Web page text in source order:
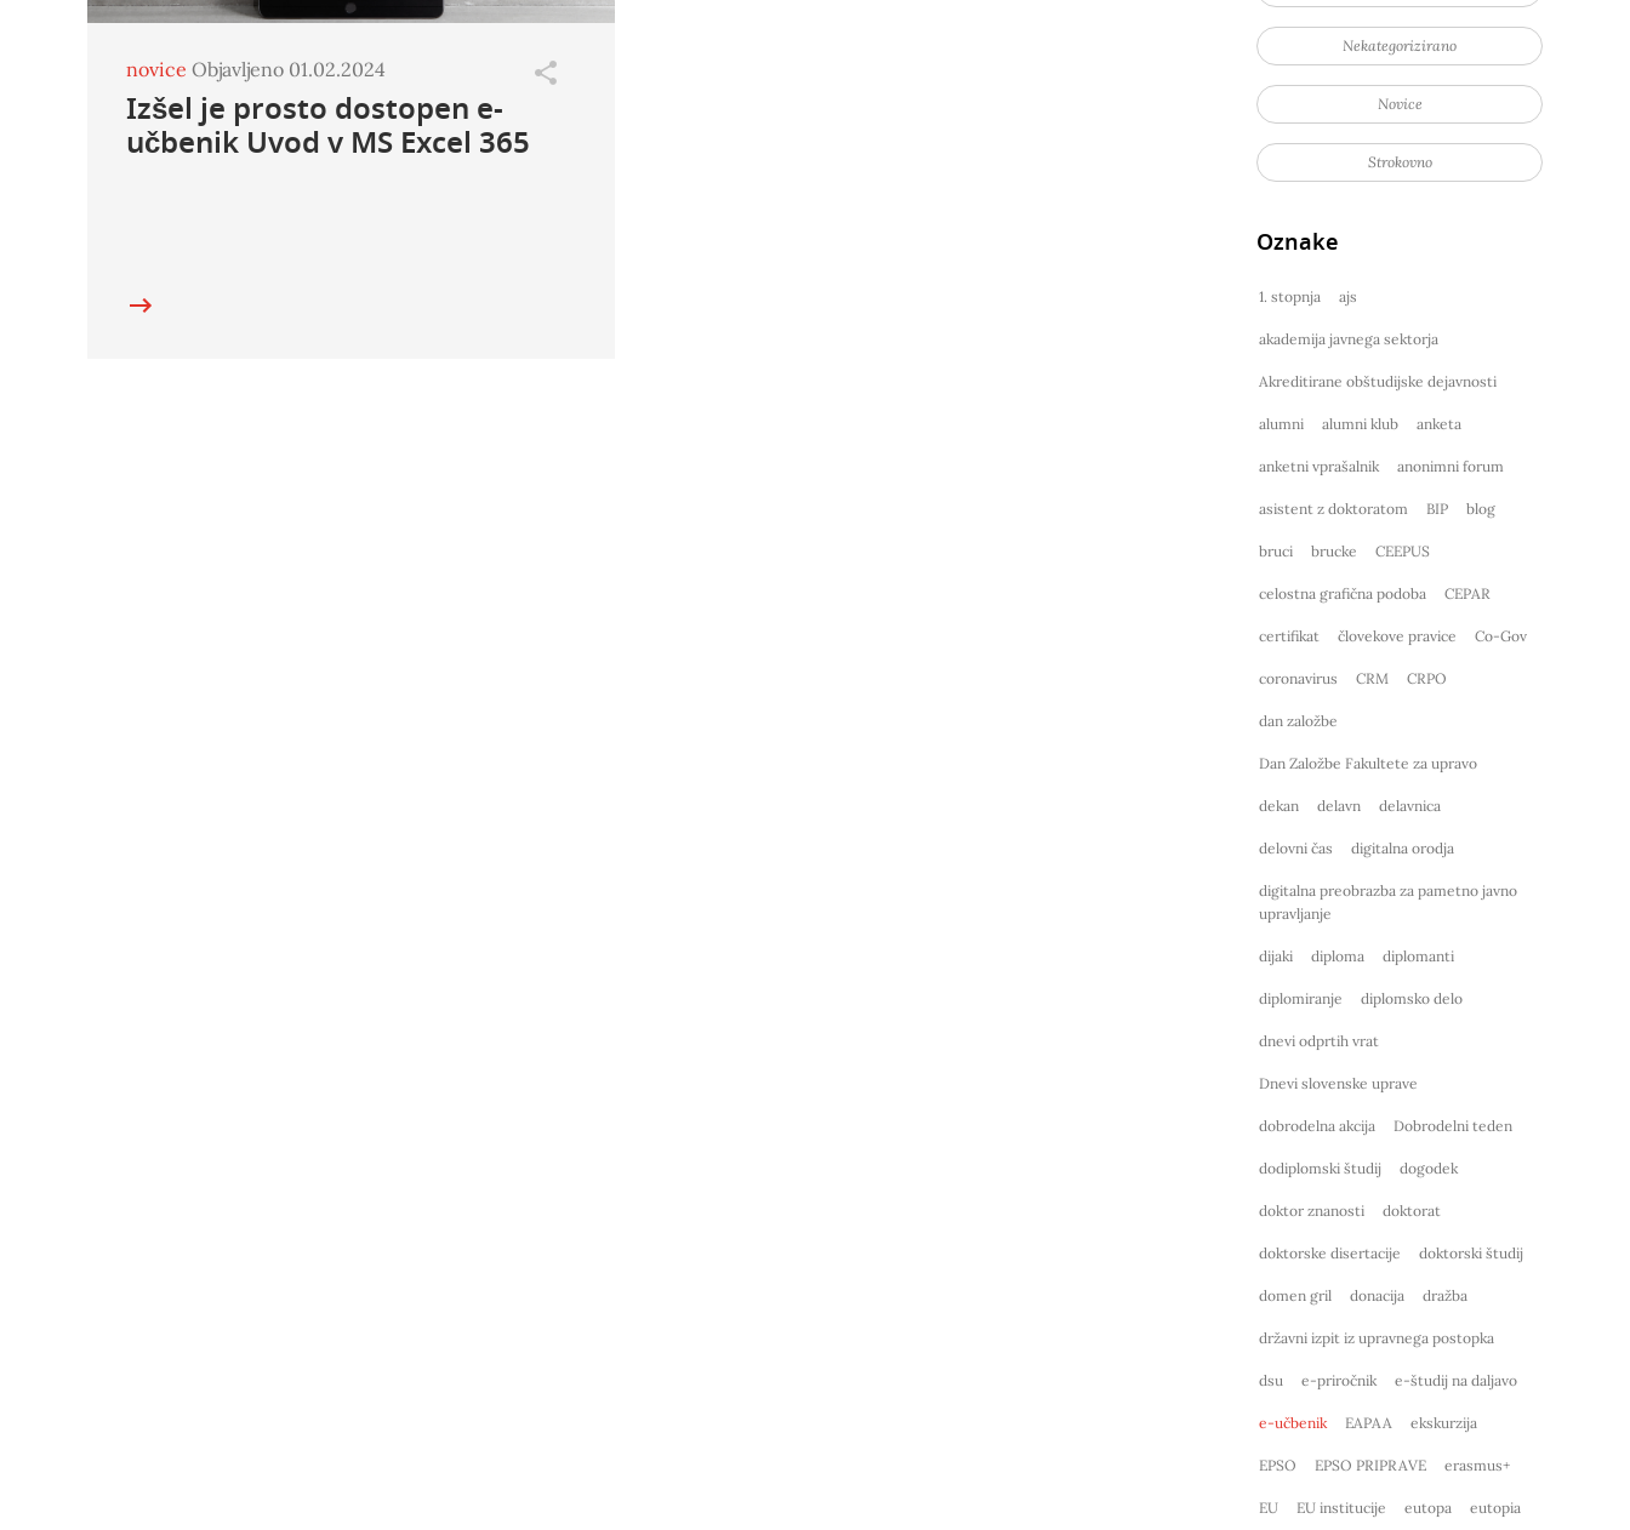
Nekategorizirano
Novice
Strokovno
Oznake
1. stopnja ajs
akademija javnega sektorja
Akreditirane obštudijske dejavnosti
alumni alumni klub anketa
anketni vprašalnik anonimni forum
asistent z doktoratom BIP blog
bruci brucke CEEPUS
celostna grafična podoba CEPAR
certifikat človekove pravice Co-Gov
coronavirus CRM CRPO
dan založbe
Dan Založbe Fakultete za upravo
dekan delavn delavnica
delovni čas digitalna orodja
digitalna preobrazba za pametno javno
upravljanje
dijaki diploma diplomanti
diplomiranje diplomsko delo
dnevi odprtih vrat
Dnevi slovenske uprave
dobrodelna akcija Dobrodelni teden
dodiplomski študij dogodek
doktor znanosti doktorat
doktorske disertacije doktorski študij
domen gril donacija dražba
državni izpit iz upravnega postopka
dsu e-priročnik e-študij na daljavo
e-učbenik EAPAA ekskurzija
EPSO EPSO PRIPRAVE erasmus+
EU EU institucije eutopa eutopia
novice Objavljeno 01.02.2024
Izšel je prosto dostopen e-
učbenik Uvod v MS Excel 365